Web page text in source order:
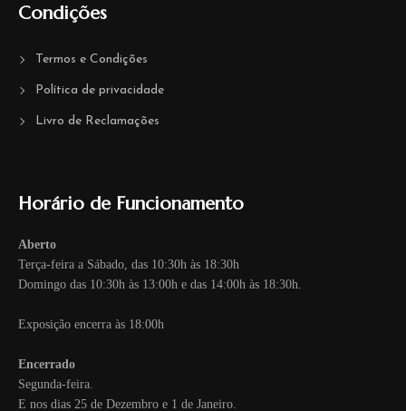
Condições
Termos e Condições
Política de privacidade
Livro de Reclamações
Horário de Funcionamento
Aberto
Terça-feira a Sábado, das 10:30h às 18:30h
Domingo das 10:30h às 13:00h e das 14:00h às 18:30h.
Exposição encerra às 18:00h
Encerrado
Segunda-feira.
E nos dias 25 de Dezembro e 1 de Janeiro.